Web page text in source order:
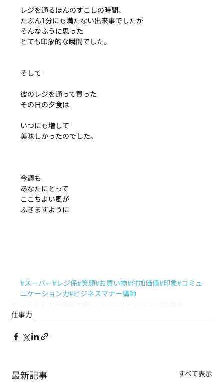
レジを通るほんのすこしの時間、
たぶん1分にも満たない出来事でしたが
そんなふうに思った
とても印象的な瞬間でした。
そして
彼のレジを通って買った
その日の夕食は
いつにも増して
美味しかったのでした。
今週も
あなたにとって
ここちよい風が
ふきますように
#スーパー#レジ係#笑顔#お買い物#付加価値#印象#コミュ
ニケーション力#ビジネスマナー講師
仕事力
最新記事 すべて表示